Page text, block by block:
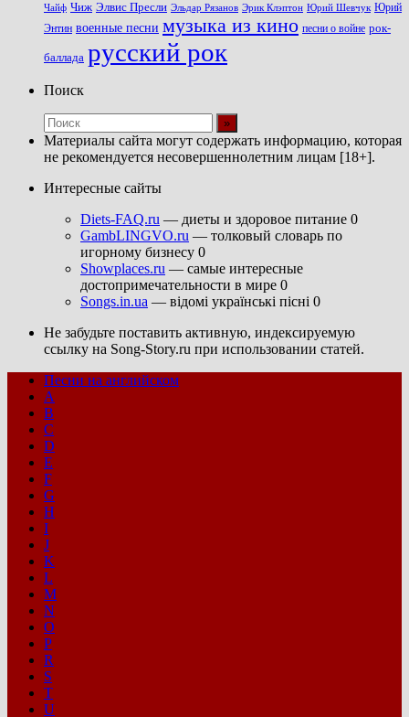
Чайф Чиж Элвис Пресли Эльдар Рязанов Эрик Клэптон Юрий Шевчук Юрий
Энтин военные песни музыка из кино песни о войне рок-
баллада русский рок
Поиск
Материалы сайта могут содержать информацию, которая
не рекомендуется несовершеннолетним лицам [18+].
Интересные сайты
Diets-FAQ.ru — диеты и здоровое питание 0
GambLINGVO.ru — толковый словарь по
игорному бизнесу 0
Showplaces.ru — самые интересные
достопримечательности в мире 0
Songs.in.ua — відомі українські пісні 0
Не забудьте поставить активную, индексируемую
ссылку на Song-Story.ru при использовании статей.
Песни на английском
A
B
C
D
E
F
G
H
I
J
K
L
M
N
O
P
R
S
T
U